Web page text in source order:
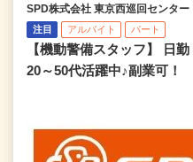
SPD株式会社 東京西巡回センター
注目 アルバイト パート
【機動警備スタッフ】 日
20～50代活躍中♪副業可！